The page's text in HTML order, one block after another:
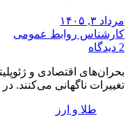
مرداد ۳, ۱۴۰۵
کارشناس روابط عمومی
2 دیدگاه
بحران‌های اقتصادی و
تغییرات ناگهانی می‌کنند.
طلا و ارز